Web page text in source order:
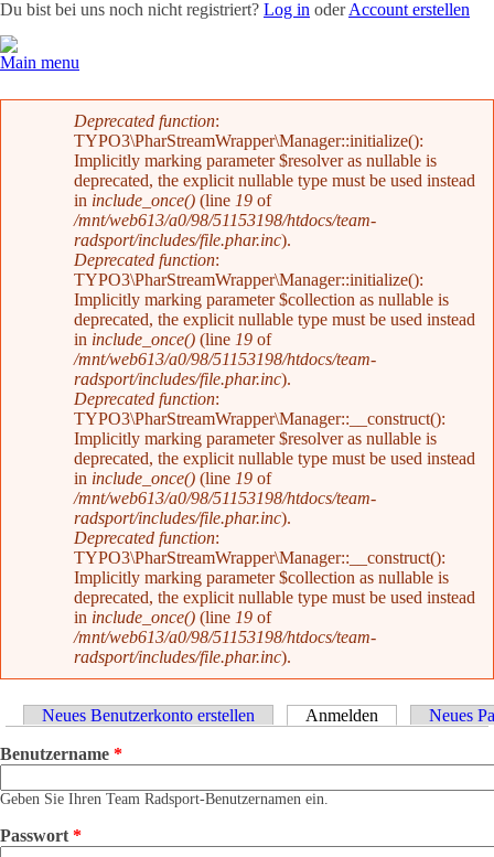
Du bist bei uns noch nicht registriert? Log in oderAccount erstellen
Main menu
Fehlermeldung
Deprecated function:
TYPO3\PharStreamWrapper\Manager::initialize():
Implicitly marking parameter $resolver as nullable is
deprecated, the explicit nullable type must be used instead
in include_once() (line 19 of
/mnt/web613/a0/98/51153198/htdocs/team-
radsport/includes/file.phar.inc).
Deprecated function:
TYPO3\PharStreamWrapper\Manager::initialize():
Implicitly marking parameter $collection as nullable is
deprecated, the explicit nullable type must be used instead
in include_once() (line 19 of
/mnt/web613/a0/98/51153198/htdocs/team-
radsport/includes/file.phar.inc).
Deprecated function:
TYPO3\PharStreamWrapper\Manager::__construct():
Implicitly marking parameter $resolver as nullable is
deprecated, the explicit nullable type must be used instead
in include_once() (line 19 of
/mnt/web613/a0/98/51153198/htdocs/team-
radsport/includes/file.phar.inc).
Deprecated function:
TYPO3\PharStreamWrapper\Manager::__construct():
Implicitly marking parameter $collection as nullable is
deprecated, the explicit nullable type must be used instead
in include_once() (line 19 of
/mnt/web613/a0/98/51153198/htdocs/team-
radsport/includes/file.phar.inc).
Haupt-Reiter
Neues Benutzerkonto erstellen Anmelden (aktiver Reiter)
Neues
Benutzername *
Geben Sie Ihren Team Radsport-Benutzernamen ein.
Passwort *